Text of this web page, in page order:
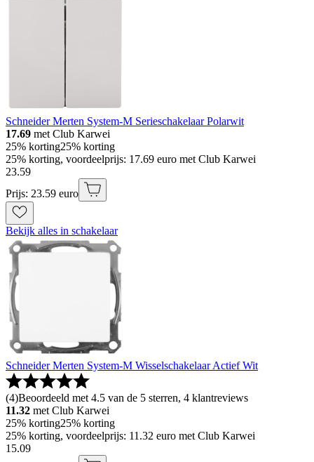
Schneider Merten System-M Serieschakelaar Polarwit
17.69 met Club Karwei
25% korting25% korting
25% korting, voordeelprijs: 17.69 euro met Club Karwei
23.59
Prijs: 23.59 euro
Bekijk alles in schakelaar
Schneider Merten System-M Wisselschakelaar Actief Wit
(4)Beoordeeld met 4.5 van de 5 sterren, 4 klantreviews
11.32 met Club Karwei
25% korting25% korting
25% korting, voordeelprijs: 11.32 euro met Club Karwei
15.09